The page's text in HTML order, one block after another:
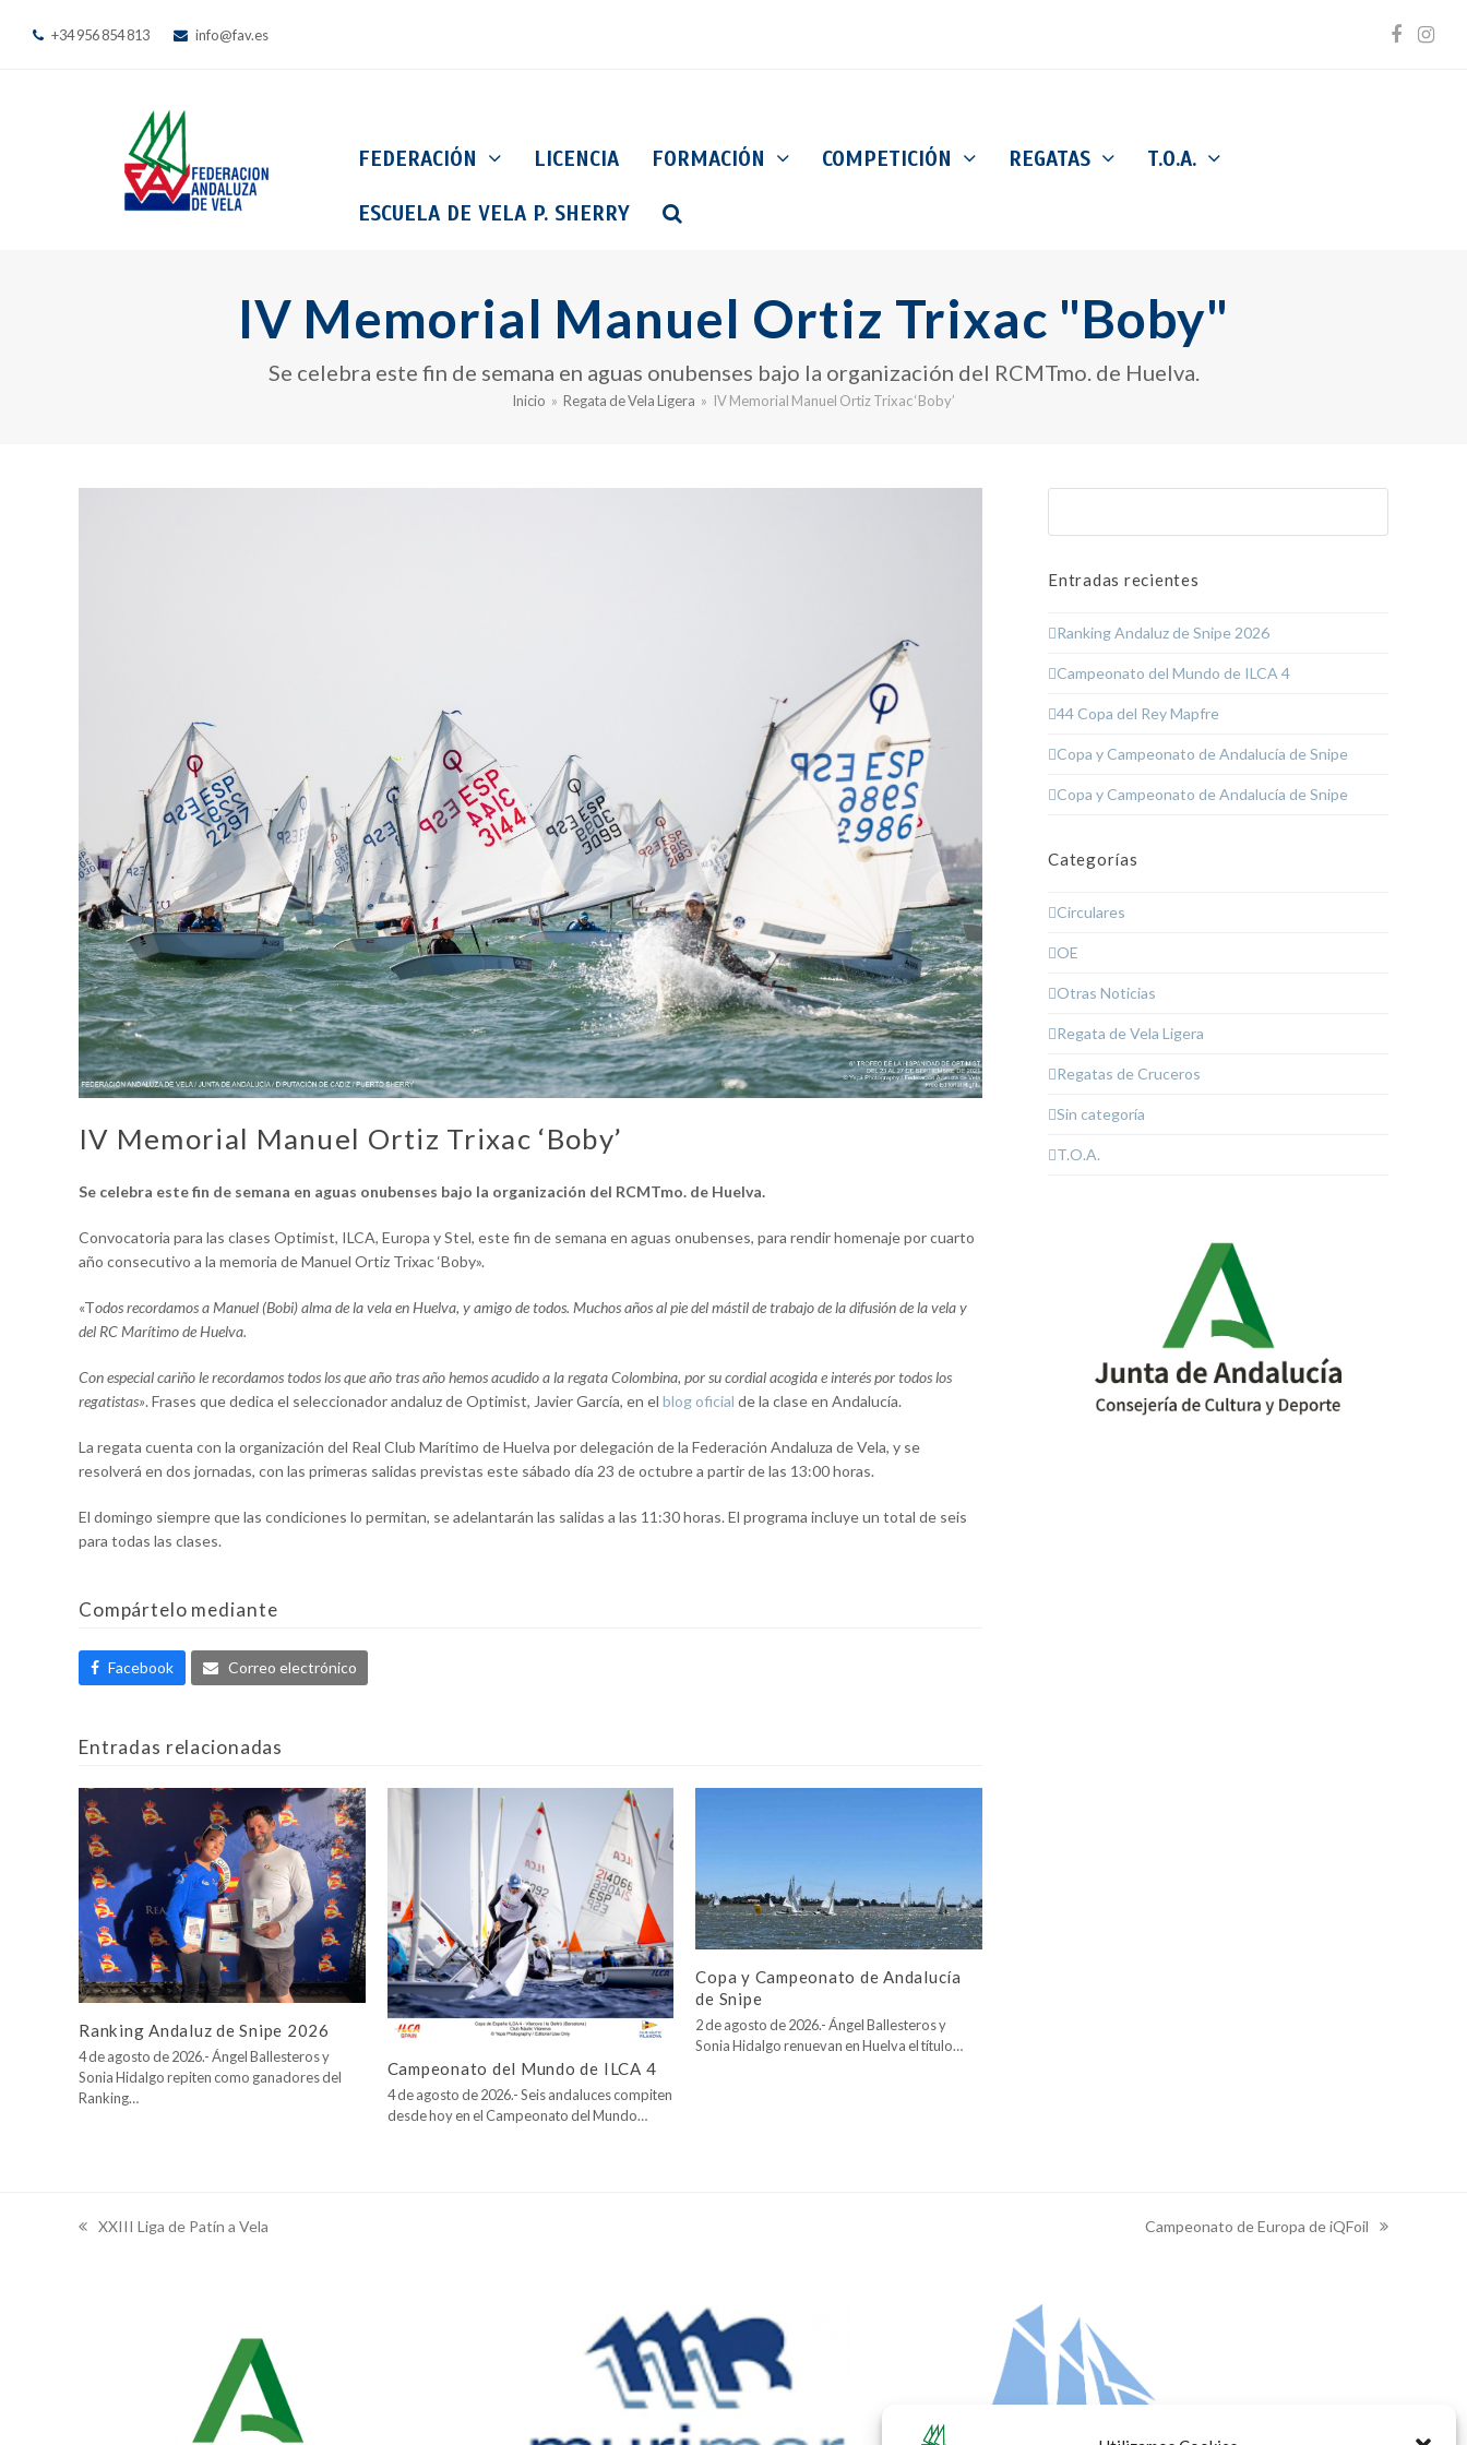
+34 956 854 813 info@fav.es
FEDERACIÓN LICENCIA FORMACIÓN COMPETICIÓN REGATAS T.O.A.
ESCUELA DE VELA P. SHERRY
IV Memorial Manuel Ortiz Trixac "Boby"
Se celebra este fin de semana en aguas onubenses bajo la organización del RCMTmo. de Huelva.
Inicio » Regata de Vela Ligera » IV Memorial Manuel Ortiz Trixac ‘Boby’
IV Memorial Manuel Ortiz Trixac ‘Boby’
Se celebra este fin de semana en aguas onubenses bajo la organización del RCMTmo. de Huelva.
Convocatoria para las clases Optimist, ILCA, Europa y Stel, este fin de semana en aguas onubenses, para rendir homenaje por cuarto
año consecutivo a la memoria de Manuel Ortiz Trixac ‘Boby».
«Todos recordamos a Manuel (Bobi) alma de la vela en Huelva, y amigo de todos. Muchos años al pie del mástil de trabajo de la difusión de la vela y
del RC Marítimo de Huelva.
Con especial cariño le recordamos todos los que año tras año hemos acudido a la regata Colombina, por su cordial acogida e interés por todos los
regatistas». Frases que dedica el seleccionador andaluz de Optimist, Javier García, en el blog oficial de la clase en Andalucía.
La regata cuenta con la organización del Real Club Marítimo de Huelva por delegación de la Federación Andaluza de Vela, y se
resolverá en dos jornadas, con las primeras salidas previstas este sábado día 23 de octubre a partir de las 13:00 horas.
El domingo siempre que las condiciones lo permitan, se adelantarán las salidas a las 11:30 horas. El programa incluye un total de seis
para todas las clases.
Compártelo mediante
Facebook Correo electrónico
Entradas relacionadas
Ranking Andaluz de Snipe 2026
4 de agosto de 2026.- Ángel Ballesteros y
Sonia Hidalgo repiten como ganadores del
Ranking…
Campeonato del Mundo de ILCA 4
4 de agosto de 2026.- Seis andaluces compiten
desde hoy en el Campeonato del Mundo…
Copa y Campeonato de Andalucía
de Snipe
2 de agosto de 2026.- Ángel Ballesteros y
Sonia Hidalgo renuevan en Huelva el título…
Entradas recientes
Ranking Andaluz de Snipe 2026
Campeonato del Mundo de ILCA 4
44 Copa del Rey Mapfre
Copa y Campeonato de Andalucía de Snipe
Copa y Campeonato de Andalucía de Snipe
Categorías
Circulares
OE
Otras Noticias
Regata de Vela Ligera
Regatas de Cruceros
Sin categoría
T.O.A.
previous
XXIII Liga de Patín a Vela
next
Campeonato de Europa de iQFoil